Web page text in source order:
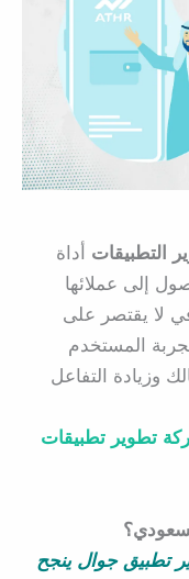
التطبيقات أداة
إلى عملائها
لا يقتصر على
المستخدم
وزيادة التفاعل
تطوير تطبيقات
تطبيق جوال ينجح